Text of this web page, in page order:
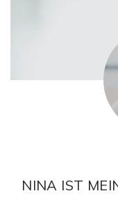
NINA IST